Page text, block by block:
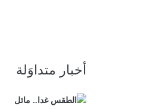
أخبار متداوَلة